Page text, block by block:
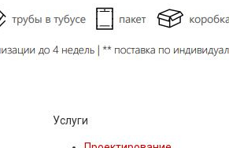
Услуги